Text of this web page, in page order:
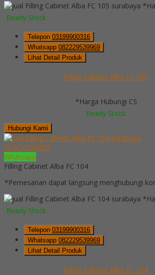
Ready Stock
Telepon 03199900316
Whatsapp 082229539969
Lihat Detail Produk
Filling Cabinet Alba FC 105
*Harga Hubungi CS
Ready Stock
Hubungi Kami
QUICK ORDER
Whatsapp
Filling Cabinet Alba FC 104
*Pemesanan dapat langsung menghubungi
Ready Stock
Telepon 03199900316
Whatsapp 082229539969
Lihat Detail Produk
Filling Cabinet Alba FC 104